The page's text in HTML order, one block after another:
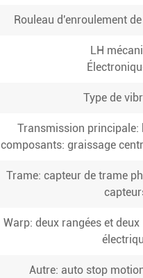
Rouleau d'enroulement
LH
Type de
Transmission principale:
composants: graissage
Trame: capteur de trame
Warp: deux rangées et
Autre: auto stop